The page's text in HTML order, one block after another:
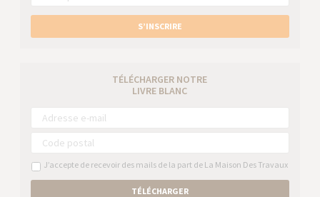
S’INSCRIRE
TÉLÉCHARGER NOTRE
LIVRE BLANC
J’accepte de recevoir des mails de la part de La Maison Des Travaux
TÉLÉCHARGER